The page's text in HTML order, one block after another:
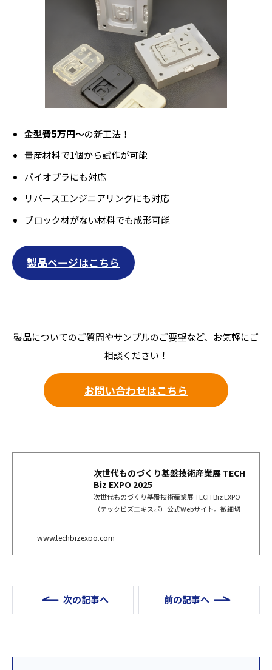
金型費5万円～の新工法！
量産材料で1個から試作が可能
バイオプラにも対応
リバースエンジニアリングにも対応
ブロック材がない材料でも成形可能
製品ページはこちら
製品についてのご質問やサンプルのご要望など、お気軽にご
相談ください！
お問い合わせはこちら
次世代ものづくり基盤技術産業展 TECH
Biz EXPO 2025
次世代ものづくり基盤技術産業展 TECH Biz EXPO
（テックビズエキスポ）公式Webサイト。微細切
３次元測定、各種検査・試験...
www.techbizexpo.com
次の記事へ 前の記事へ